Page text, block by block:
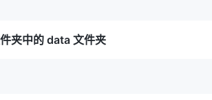
夹中的 data 文件夹